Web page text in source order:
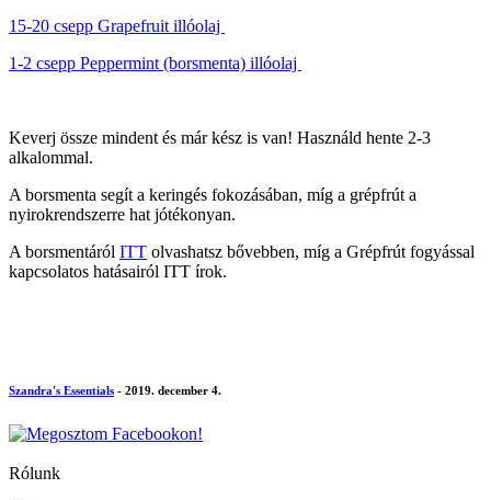
15-20 csepp Grapefruit illóolaj
1-2 csepp Peppermint (borsmenta) illóolaj
Keverj össze mindent és már kész is van! Használd hente 2-3
alkalommal.
A borsmenta segít a keringés fokozásában, míg a grépfrút a
nyirokrendszerre hat jótékonyan.
A borsmentáról ITT olvashatsz bővebben, míg a Grépfrút fogyással
kapcsolatos hatásairól ITT írok.
Szandra's Essentials - 2019. december 4.
Rólunk